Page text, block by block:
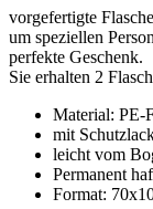
vorgefertigte
um speziellen
perfekte Geschenk.
Sie erhalten 2
Material: PE-
mit
leicht vom
Permanent
Format: